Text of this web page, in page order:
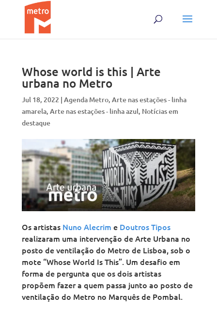
Whose world is this | Arte
urbana no Metro
Jul 18, 2022 | Agenda Metro, Arte nas estações - linha
amarela, Arte nas estações - linha azul, Notícias em
destaque
Os artistas Nuno Alecrim e Doutros Tipos
realizaram uma intervenção de Arte Urbana no
posto de ventilação do Metro de Lisboa, sob o
mote “Whose World Is This”. Um desafio em
forma de pergunta que os dois artistas
propõem fazer a quem passa junto ao posto de
ventilação do Metro no Marquês de Pombal.